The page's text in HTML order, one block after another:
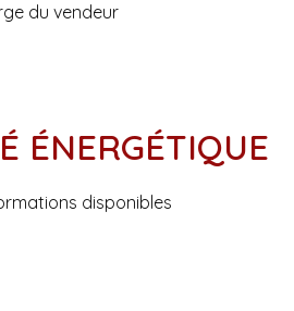
du vendeur
ÉNERGÉTIQUE
disponibles